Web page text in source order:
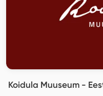
Koidula Muuseum -